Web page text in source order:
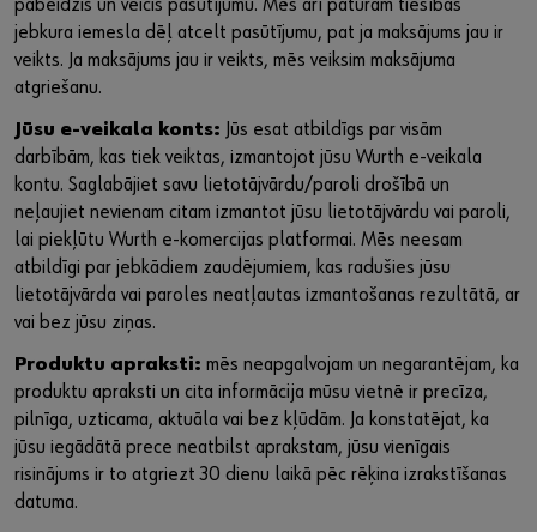
pabeidzis un veicis pasūtījumu. Mēs arī paturam tiesības
jebkura iemesla dēļ atcelt pasūtījumu, pat ja maksājums jau ir
veikts. Ja maksājums jau ir veikts, mēs veiksim maksājuma
atgriešanu.
Jūsu e-veikala konts: Jūs esat atbildīgs par visām
darbībām, kas tiek veiktas, izmantojot jūsu Wurth e-veikala
kontu. Saglabājiet savu lietotājvārdu/paroli drošībā un
neļaujiet nevienam citam izmantot jūsu lietotājvārdu vai paroli,
lai piekļūtu Wurth e-komercijas platformai. Mēs neesam
atbildīgi par jebkādiem zaudējumiem, kas radušies jūsu
lietotājvārda vai paroles neatļautas izmantošanas rezultātā, ar
vai bez jūsu ziņas.
Produktu apraksti: mēs neapgalvojam un negarantējam, ka
produktu apraksti un cita informācija mūsu vietnē ir precīza,
pilnīga, uzticama, aktuāla vai bez kļūdām. Ja konstatējat, ka
jūsu iegādātā prece neatbilst aprakstam, jūsu vienīgais
risinājums ir to atgriezt 30 dienu laikā pēc rēķina izrakstīšanas
datuma.